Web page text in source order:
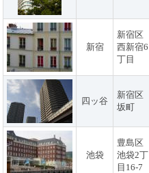
新宿
新宿区
西新宿6
丁目
四ッ谷
新宿区
坂町
池袋
豊島区
池袋2丁
目16-7